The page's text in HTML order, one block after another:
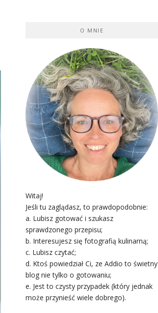
O MNIE
Witaj!
Jeśli tu zaglądasz, to prawdopodobnie:
a. Lubisz gotować i szukasz
sprawdzonego przepisu;
b. Interesujesz się fotografią kulinarną;
c. Lubisz czytać;
d. Ktoś powiedział Ci, ze Addio to świetny
blog nie tylko o gotowaniu;
e. Jest to czysty przypadek (który jednak
może przynieść wiele dobrego).